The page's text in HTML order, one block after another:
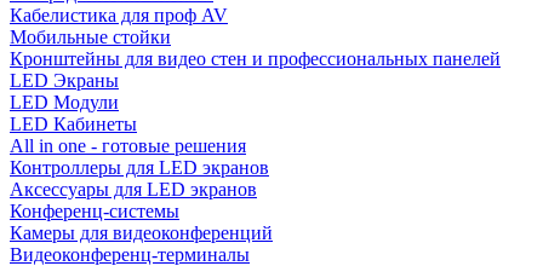
Кабелистика для проф AV
Мобильные стойки
Кронштейны для видео стен и профессиональных панелей
LED Экраны
LED Модули
LED Кабинеты
All in one - готовые решения
Контроллеры для LED экранов
Аксессуары для LED экранов
Конференц-системы
Камеры для видеоконференций
Видеоконференц-терминалы